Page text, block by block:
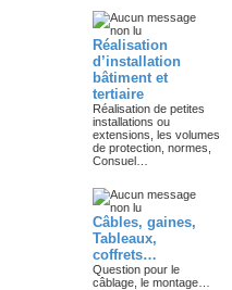
Réalisation
d’installation
bâtiment et
tertiaire
Réalisation de petites
installations ou
extensions, les volumes
de protection, normes,
Consuel…
Câbles, gaines,
Tableaux,
coffrets…
Question pour le
câblage, le montage…